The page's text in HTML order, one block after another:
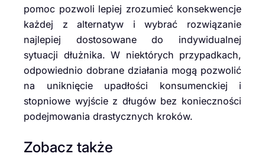
pomoc pozwoli lepiej zrozumieć konsekwencje
każdej z alternatyw i wybrać rozwiązanie
najlepiej dostosowane do indywidualnej
sytuacji dłużnika. W niektórych przypadkach,
odpowiednio dobrane działania mogą pozwolić
na uniknięcie upadłości konsumenckiej i
stopniowe wyjście z długów bez konieczności
podejmowania drastycznych kroków.
Zobacz także